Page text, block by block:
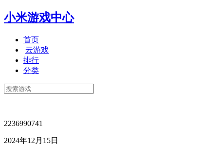
小米游戏中心
首页
云游戏
排行
分类
2236990741
2024年12月15日